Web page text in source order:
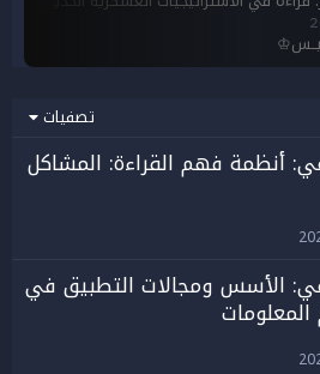
تصفيات
أنظمة فهم القراءة: المشاكل
الأسس ومجالات التطبيق في